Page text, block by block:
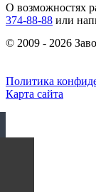
О возможностях
374-88-88 или
© 2009 - 2026
Политика
Карта сайта